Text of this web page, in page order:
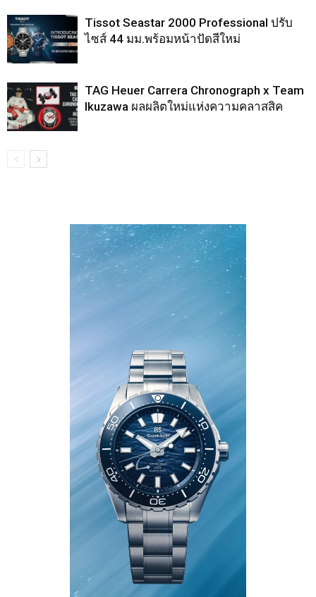
Tissot Seastar 2000 Professional ปรับ
ไซส์ 44 มม.พร้อมหน้าปัดสีใหม่
TAG Heuer Carrera Chronograph x Team
Ikuzawa ผลผลิตใหม่แห่งความคลาสสิค